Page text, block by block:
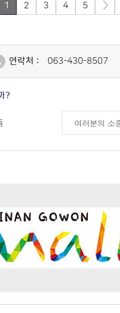
1 2 3 4 5
연락처 : 063-430-8507
?